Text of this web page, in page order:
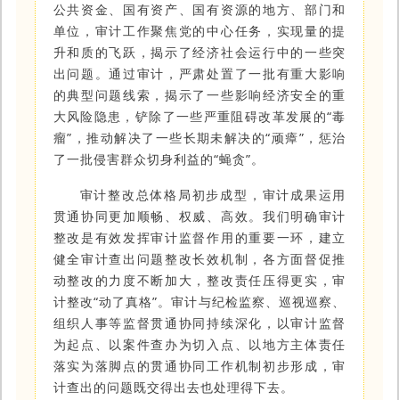
公共资金、国有资产、国有资源的地方、部门和
单位，审计工作聚焦党的中心任务，实现量的提
升和质的飞跃，揭示了经济社会运行中的一些突
出问题。通过审计，严肃处置了一批有重大影响
的典型问题线索，揭示了一些影响经济安全的重
大风险隐患，铲除了一些严重阻碍改革发展的“毒
瘤”，推动解决了一些长期未解决的“顽瘴”，惩治
了一批侵害群众切身利益的“蝇贪”。
审计整改总体格局初步成型，审计成果运用
贯通协同更加顺畅、权威、高效。我们明确审计
整改是有效发挥审计监督作用的重要一环，建立
健全审计查出问题整改长效机制，各方面督促推
动整改的力度不断加大，整改责任压得更实，审
计整改“动了真格”。审计与纪检监察、巡视巡察、
组织人事等监督贯通协同持续深化，以审计监督
为起点、以案件查办为切入点、以地方主体责任
落实为落脚点的贯通协同工作机制初步形成，审
计查出的问题既交得出去也处理得下去。